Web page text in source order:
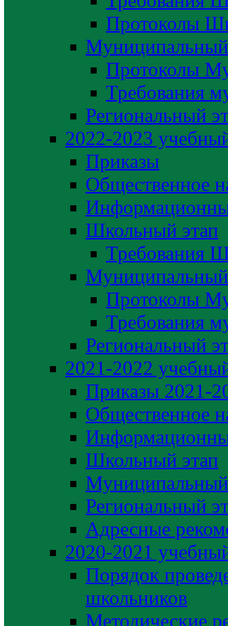
Протоколы
Муниципальный
Протоколы
Требования
Региональный
2022-2023
Приказы
Общественное
Школьный этап
Требования
Муниципальный
Протоколы
Требования
Региональный
2021-2022
Приказы 2021-
Общественное
Школьный этап
Муниципальный
Региональный
Адресные
2020-2021
Порядок
школьников
Методические